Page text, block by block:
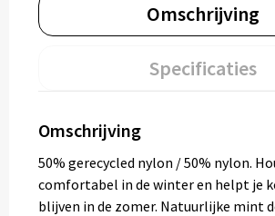
Omschrijving
Specificaties
Omschrijving
50% gerecycled nylon / 50% nylon.
comfortabel in de winter en helpt je
blijven in de zomer. Natuurlijke mint